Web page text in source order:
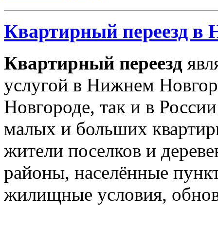
Квартирный переезд в
Квартирный переезд
услугой в Нижнем
Новгороде, так и в
малых и больших
жители поселков и
районы, населённые
жилищные условия,